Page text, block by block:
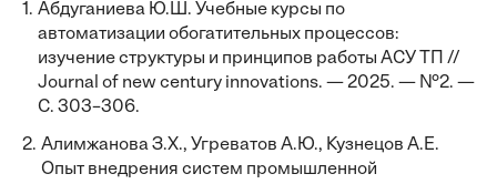
1. Абдуганиева Ю.Ш. Учебные курсы по
автоматизации обогатительных процессов:
изучение структуры и принципов работы АСУ ТП //
Journal of new century innovations. — 2025. — №2. —
С. 303–306.
2. Алимжанова З.Х., Угреватов А.Ю., Кузнецов А.Е.
Опыт внедрения систем промышленной